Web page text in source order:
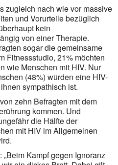
zugleich nach wie vor massive
und Vorurteile bezüglich
kein
von einer Therapie.
sogar die gemeinsame
Fitnessstudio, 21% möchten
wie Menschen mit HIV. Nur
(48%) würden eine HIV-
sympathisch ist.
zehn Befragten mit dem
kommen. Und
die Hälfte der
mit HIV im Allgemeinen
Kampf gegen Ignoranz